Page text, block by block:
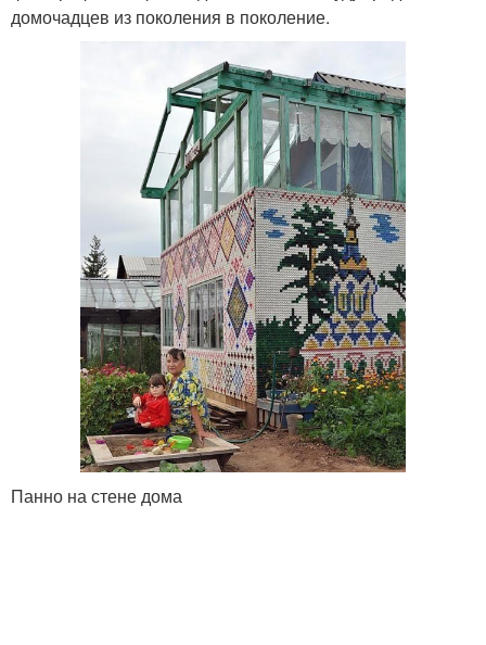
домочадцев из поколения в поколение.
Панно на стене дома